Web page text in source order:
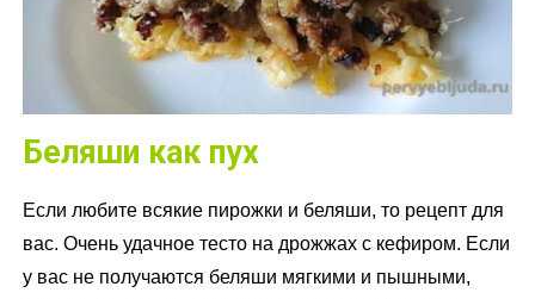
Беляши как пух
Если любите всякие пирожки и беляши, то рецепт для
вас. Очень удачное тесто на дрожжах с кефиром. Если
у вас не получаются беляши мягкими и пышными,